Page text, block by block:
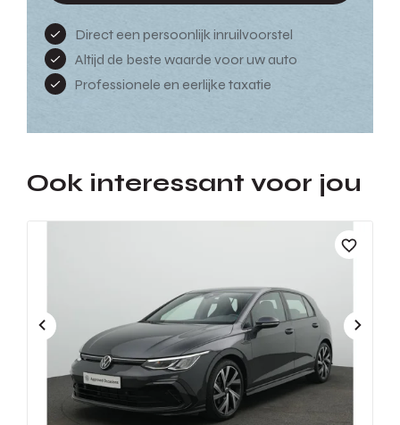
Direct een persoonlijk inruilvoorstel
Altijd de beste waarde voor uw auto
Professionele en eerlijke taxatie
Ook interessant voor jou